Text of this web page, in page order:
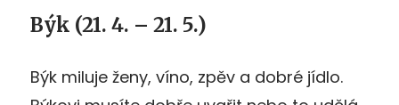
Býk (21. 4. – 21. 5.)
Býk miluje ženy, víno, zpěv a dobré jídlo.